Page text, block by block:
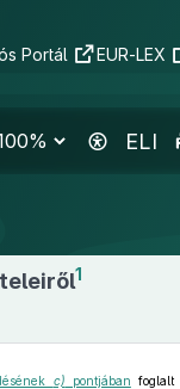
Portál EUR-LEX
ELI
1
c) pontjában foglalt